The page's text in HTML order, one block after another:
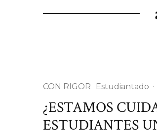
CON RIGOR Estudiantado ·
¿ESTAMOS
ESTUDIANTES